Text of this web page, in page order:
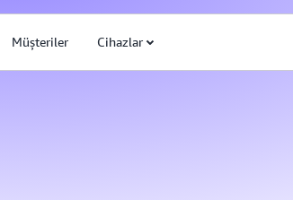
Müşteriler Cihazlar